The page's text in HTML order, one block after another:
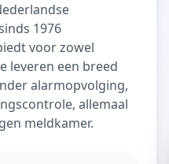
1976
voor zowel
leveren een breed
alarmopvolging,
allemaal
meldkamer.